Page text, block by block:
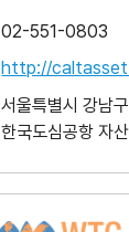
02-551-0803
http://
서울특별시 강남
한국도심공항 자